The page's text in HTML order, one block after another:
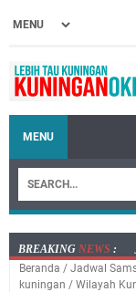
MENU
BREAKING NEWS :
Beranda / Jadwal
kuningan / Wilayah